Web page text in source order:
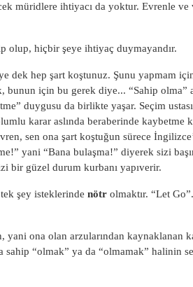
müridlere ihtiyacı da yoktur. Evrenle
olup, hiçbir şeye ihtiyaç duymayandır.
dek hep şart koştunuz. Şunu yapmam
bunun için bu gerek diye... “Sahip olma”
duygusu da birlikte yaşar. Seçim
olumlu karar aslında beraberinde
sen ona şart koştuğun sürece
yani “Bana bulaşma!” diyerek sizi
bir güzel durum kurbanı yapıverir.
şey isteklerinde nötr olmaktır. “Let
yani ona olan arzularından kaynaklanan
sahip “olmak” ya da “olmamak” halinin